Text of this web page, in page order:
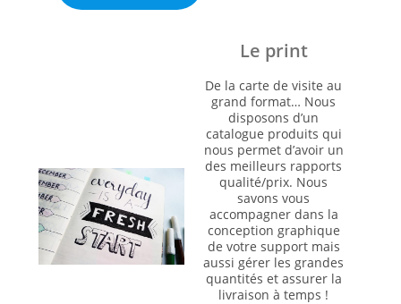
Le print
De la carte de visite au
grand format… Nous
disposons d’un
catalogue produits qui
nous permet d’avoir un
des meilleurs rapports
qualité/prix. Nous
savons vous
accompagner dans la
conception graphique
de votre support mais
aussi gérer les grandes
quantités et assurer la
livraison à temps !